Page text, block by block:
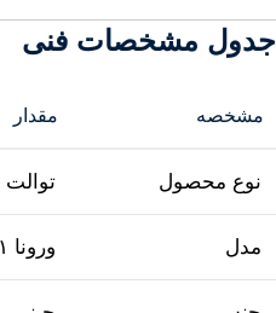
جدول مشخصات فنی
مشخصه مقدار
نوع محصول
مدل ورونا ۶۱ (Verona 61)